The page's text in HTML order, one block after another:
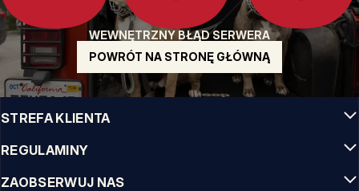
WEWNĘTRZNY BŁĄD SERWERA
POWRÓT NA STRONĘ GŁÓWNĄ
Nasze korzenie sięgają San Diego z poczatku lat 90-tych XX wieku. Nasz styl jest
surowy, autentyczny i stanowczy.
MARKA Z CHARAKTEREM
Nasze kolekcje wybierają sportowcy, fighterzy i uparci indywidualiści.
INFO
STREFA KLIENTA
REGULAMINY
ZAOBSERWUJ NAS